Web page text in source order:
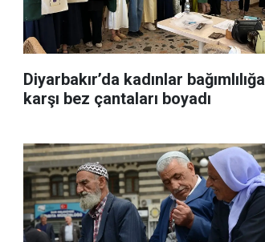
Diyarbakır’da kadınlar bağımlılığa
karşı bez çantaları boyadı